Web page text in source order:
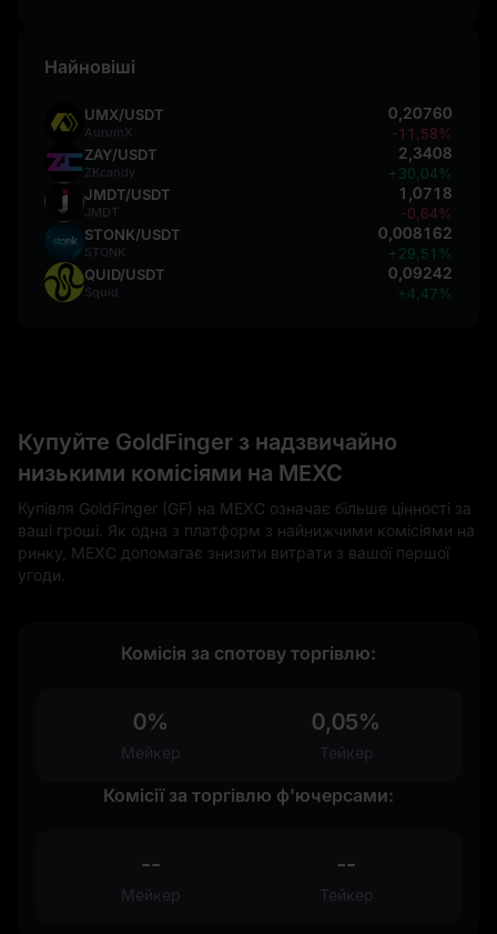
Найновіші
UMX/USDT
AurumX
0,20760
-11,58%
ZAY/USDT
ZKcandy
2,3408
+30,04%
JMDT/USDT
JMDT
1,0718
-0,64%
STONK/USDT
STONK
0,008162
+29,51%
QUID/USDT
Squid
0,09242
+4,47%
Купуйте GoldFinger з надзвичайно
низькими комісіями на MEXC
Купівля GoldFinger (GF) на MEXC означає більше цінності за
ваші гроші. Як одна з платформ з найнижчими комісіями на
ринку, MEXC допомагає знизити витрати з вашої першої
угоди.
Комісія за спотову торгівлю:
0%
Мейкер
0,05%
Тейкер
Комісії за торгівлю ф'ючерсами:
--
Мейкер
--
Тейкер